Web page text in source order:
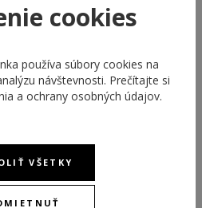
PRODUKTY
cookies
používa súbory cookies na
návštevnosti. Prečítajte si
a ochrany osobných údajov.
VŠETKY